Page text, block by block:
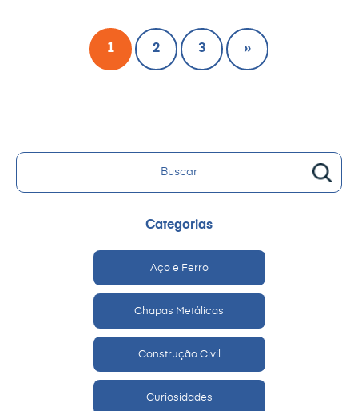
1 2 3 »
Categorias
Aço e Ferro
Chapas Metálicas
Construção Civil
Curiosidades